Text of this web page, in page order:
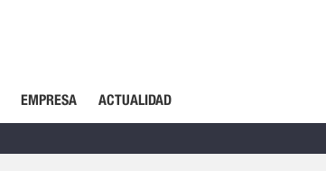
EMPRESA ACTUALIDAD